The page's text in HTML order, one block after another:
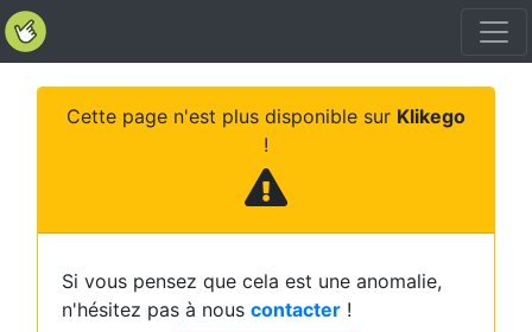
Cette page n'est plus disponible sur Klikego
!
Si vous pensez que cela est une anomalie,
n'hésitez pas à nous contacter !